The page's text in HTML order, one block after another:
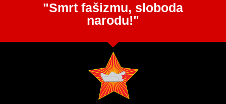
"Smrt fašizmu, sloboda
narodu!"